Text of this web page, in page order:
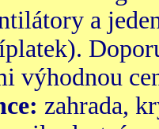
a
výhodnou
zahrada,